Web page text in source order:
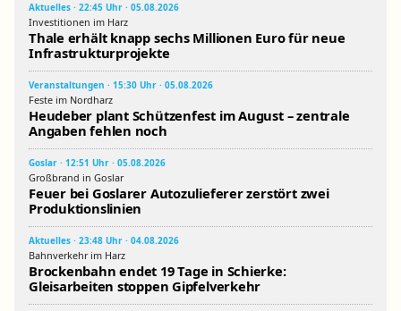
Aktuelles · 22:45 Uhr · 05.08.2026
Investitionen im Harz
Thale erhält knapp sechs Millionen Euro für neue
Infrastrukturprojekte
Veranstaltungen · 15:30 Uhr · 05.08.2026
Feste im Nordharz
Heudeber plant Schützenfest im August – zentrale
Angaben fehlen noch
Goslar · 12:51 Uhr · 05.08.2026
Großbrand in Goslar
Feuer bei Goslarer Autozulieferer zerstört zwei
Produktionslinien
Aktuelles · 23:48 Uhr · 04.08.2026
Bahnverkehr im Harz
Brockenbahn endet 19 Tage in Schierke:
Gleisarbeiten stoppen Gipfelverkehr